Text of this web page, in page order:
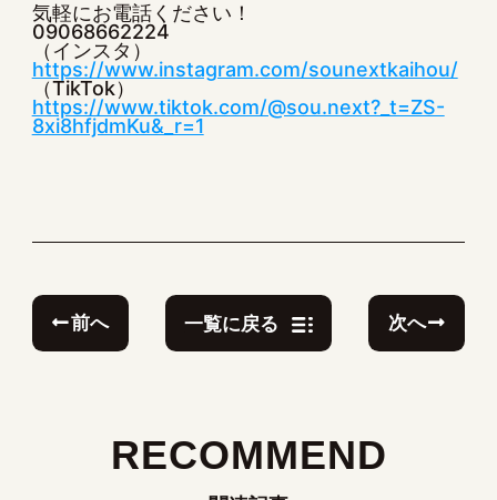
気軽にお電話ください！
09068662224
（インスタ）
https://www.instagram.com/sounextkaihou/
（TikTok）
https://www.tiktok.com/@sou.next?_t=ZS-
8xi8hfjdmKu&_r=1
前へ 一覧に戻る 次へ
RECOMMEND